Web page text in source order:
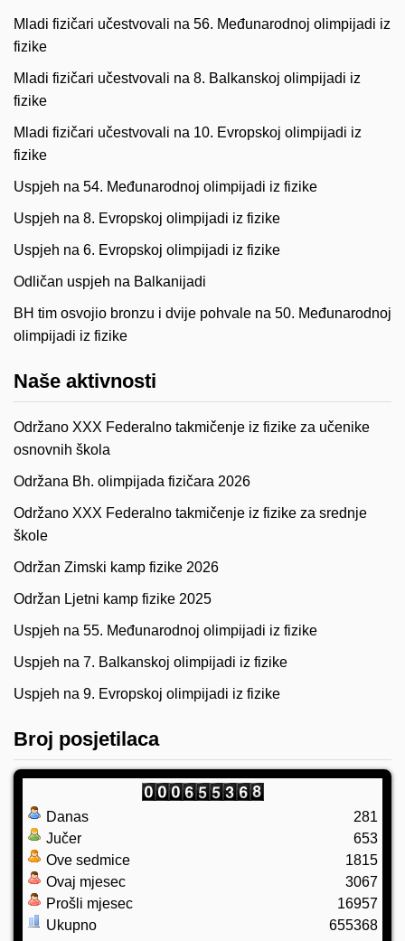
Mladi fizičari učestvovali na 56. Međunarodnoj olimpijadi iz
fizike
Mladi fizičari učestvovali na 8. Balkanskoj olimpijadi iz
fizike
Mladi fizičari učestvovali na 10. Evropskoj olimpijadi iz
fizike
Uspjeh na 54. Međunarodnoj olimpijadi iz fizike
Uspjeh na 8. Evropskoj olimpijadi iz fizike
Uspjeh na 6. Evropskoj olimpijadi iz fizike
Odličan uspjeh na Balkanijadi
BH tim osvojio bronzu i dvije pohvale na 50. Međunarodnoj
olimpijadi iz fizike
Naše aktivnosti
Održano XXX Federalno takmičenje iz fizike za učenike
osnovnih škola
Održana Bh. olimpijada fizičara 2026
Održano XXX Federalno takmičenje iz fizike za srednje
škole
Održan Zimski kamp fizike 2026
Održan Ljetni kamp fizike 2025
Uspjeh na 55. Međunarodnoj olimpijadi iz fizike
Uspjeh na 7. Balkanskoj olimpijadi iz fizike
Uspjeh na 9. Evropskoj olimpijadi iz fizike
Broj posjetilaca
Danas
Jučer
Ove sedmice
Ovaj mjesec
Prošli mjesec
Ukupno
281
653
1815
3067
16957
655368